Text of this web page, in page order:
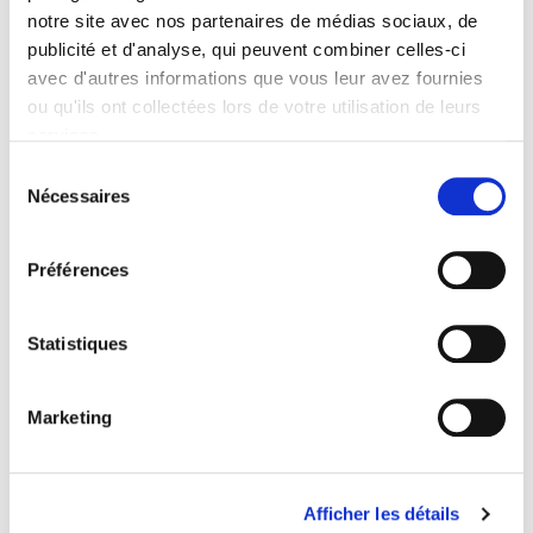
notre site avec nos partenaires de médias sociaux, de
publicité et d'analyse, qui peuvent combiner celles-ci
avec d'autres informations que vous leur avez fournies
ou qu'ils ont collectées lors de votre utilisation de leurs
Nécessaires
Préférences
Statistiques
Marketing
Afficher les détails
textes qui démontrent comment et pourquoi ces études
foucaldiennes d’un néolibéralisme pourtant historiquement
daté permettent de ressaisir la singularité de notre actualité.
Sommaire
Spécifications
Presses de Sciences Po
Numéro 52
Revue
Raisons politiques
12911941